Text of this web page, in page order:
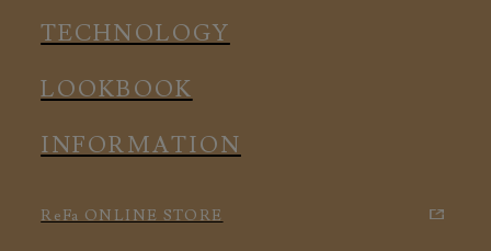
アクセサリー
TECHNOLOGY
LOOKBOOK
INFORMATION
ReFa ONLINE STORE